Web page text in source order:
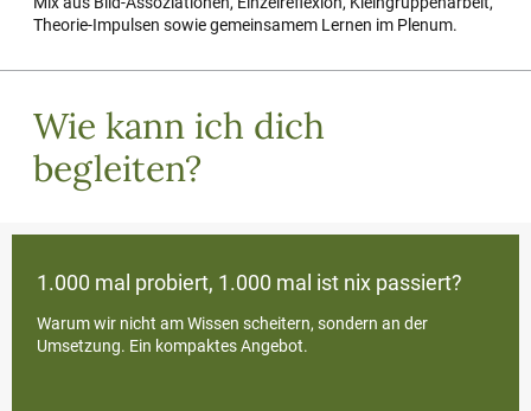
Theorie-Impulsen sowie gemeinsamem Lernen im Plenum.
Wie kann ich dich
begleiten?
1.000 mal probiert, 1.000 mal ist nix passiert?
Warum wir nicht am Wissen scheitern, sondern an der
Umsetzung. Ein kompaktes Angebot.